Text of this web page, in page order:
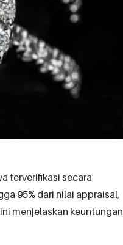
terverifikasi secara
95% dari nilai appraisal,
menjelaskan keuntungan